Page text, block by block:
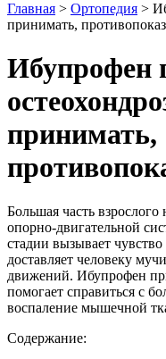
Главная > Ортопедия >
принимать,
Ибупрофен
принимать,
Большая часть взрослого
опорно-двигательной
стадии вызывает
доставляет человеку
движений. Ибупрофен
помогает справиться с
воспаление мышечной
Содержание: